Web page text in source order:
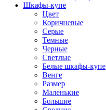
Шкафы-купе
Цвет
Коричневые
Серые
Темные
Черные
Светлые
Белые шкафы-купе
Венге
Размер
Маленькие
Большие